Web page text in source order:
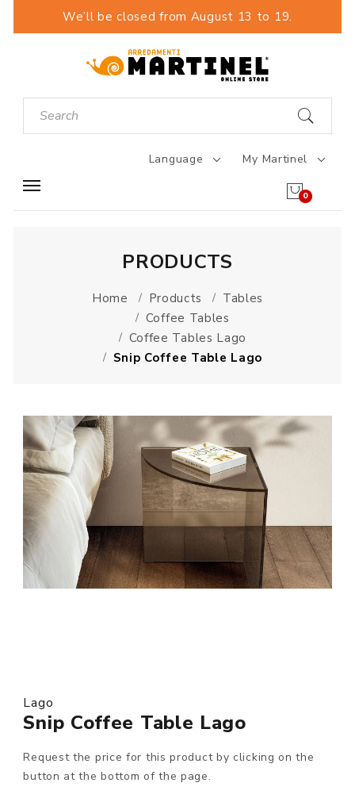
We’ll be closed from August 13 to 19.
Language My Martinel
0
PRODUCTS
Home Products
Tables
Coffee Tables
Coffee Tables Lago
Snip Coffee Table Lago
Lago
Snip Coffee Table Lago
Request the price for this product by clicking on the
button at the bottom of the page.